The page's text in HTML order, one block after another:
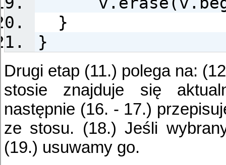
}
}
Drugi etap (11.) polega na:
stosie znajduje się
następnie (16. - 17.)
ze stosu. (18.) Jeśli
(19.) usuwamy go.